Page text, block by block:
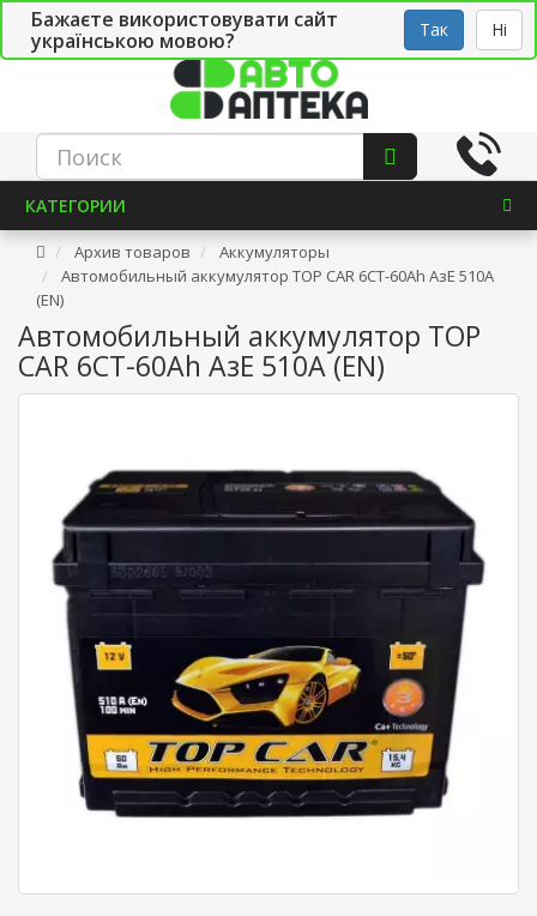
Бажаєте використовувати сайт
українською мовою?
Так Ні
СТО Укр
КАТЕГОРИИ
Архив товаров
Аккумуляторы
Автомобильный аккумулятор TOP CAR 6СТ-60Ah АзЕ 510A
(EN)
Автомобильный аккумулятор TOP
CAR 6СТ-60Ah АзЕ 510A (EN)